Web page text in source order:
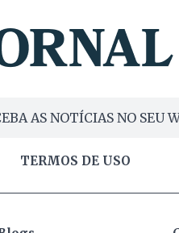
AS NOTÍCIAS NO SEU
TERMOS DE USO